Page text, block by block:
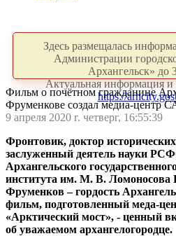
Здесь размещалась
Администрации
Архангельск» до
Актуальная информация и
https://
Фильм о почётном гражданине
Фруменкове создал медиа-центр
9 апреля 2020 г. четверг, 16:55:39
Фронтовик, доктор
заслуженный деятель науки
Архангельского
института им. М. В. Ломоносова
Фруменков – гордость
фильм, подготовленный меда-
«Арктический мост», - ценный
об уважаемом архангелогородце.